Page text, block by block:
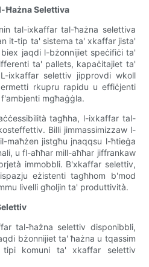
Ħażna Selettiva
tal-ixkaffar tal-ħażna selettiva
it-tip ta' sistema ta' xkaffar jista'
jaqdi l-bżonnijiet speċifiċi ta'
ta' pallets, kapaċitajiet ta'
ixkaffar selettiv jipprovdi wkoll
rkupru rapidu u effiċjenti
mgħaġġla.
tagħha, l-ixkaffar tal-
Billi jimmassimizzaw l-
maħżen jistgħu jnaqqsu l-ħtieġa
u fl-aħħar mill-aħħar jiffrankaw
immobbli. B'xkaffar selettiv,
eżistenti tagħhom b'mod
livelli għoljin ta' produttività.
tal-ħażna selettiv disponibbli,
bżonnijiet ta' ħażna u tqassim
komuni ta' xkaffar selettiv